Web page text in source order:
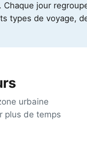
jour
types de voyage,
urbaine
plus de temps